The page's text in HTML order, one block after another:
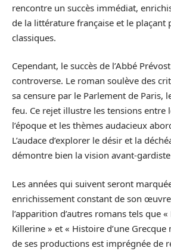
rencontre un succès immédiat,
de la littérature française et le plaçant
classiques.
Cependant, le succès de l’Abbé
controverse. Le roman soulève des
sa censure par le Parlement de Paris,
feu. Ce rejet illustre les tensions
l’époque et les thèmes audacieux
L’audace d’explorer le désir et la
démontre bien la vision avant-gardiste
Les années qui suivent seront
enrichissement constant de son
l’apparition d’autres romans tels que
Killerine » et « Histoire d’une Grecque
de ses productions est imprégnée de